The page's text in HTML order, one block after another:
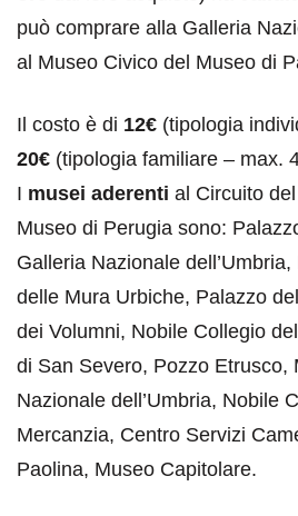
può comprare alla Galleria
al Museo Civico del Museo di
Il costo è di 12€ (tipologia
20€ (tipologia familiare – max.
I musei aderenti al Circuito
Museo di Perugia sono:
Galleria Nazionale
delle Mura Urbiche, Palazzo
dei Volumni, Nobile Collegio
di San Severo, Pozzo Etrusco,
Nazionale dell’Umbria, Nobile
Mercanzia, Centro Servizi
Paolina, Museo Capitolare.